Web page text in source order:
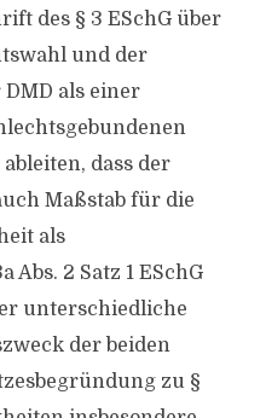
des § 3 ESchG über
und der
als einer
dass der
Maßstab für die
als
Abs. 2 Satz 1 ESchG
unterschiedliche
der beiden
zu §